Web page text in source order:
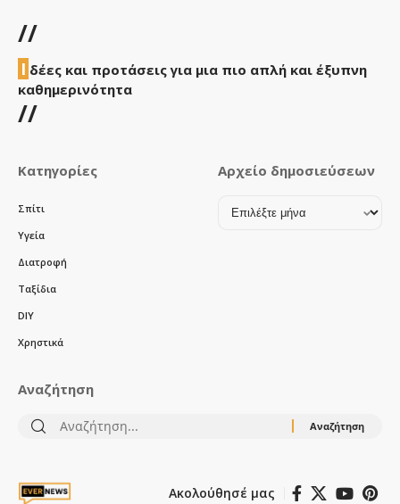
//
Ι δέες και προτάσεις για μια πιο απλή και έξυπνη
καθημερινότητα
//
Κατηγορίες
Σπίτι
Υγεία
Διατροφή
Ταξίδια
DIY
Χρηστικά
Αρχείο δημοσιεύσεων
Αρχείο
Αναζήτηση
Αναζήτηση
Ακολούθησέ μας